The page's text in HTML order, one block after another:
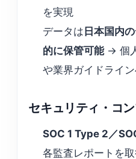
を実現
データは日本国内
的に保管可能→ 個人
や業界ガイドライ
セキュリティ・コ
SOC 1 Type 2／
各監査レポートを